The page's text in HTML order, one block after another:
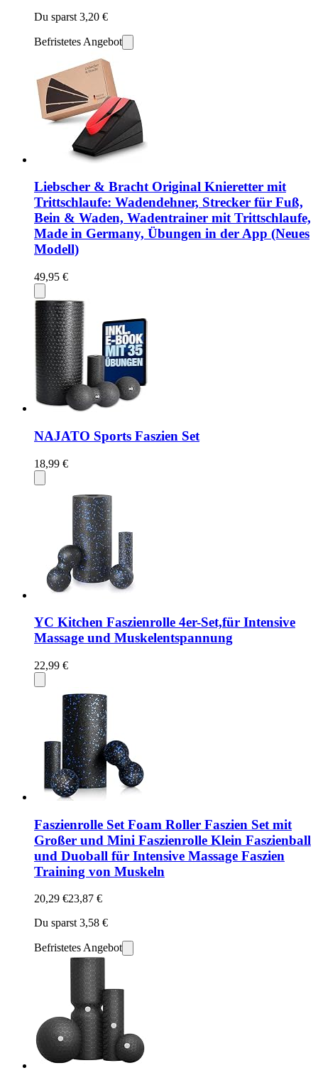
Du sparst 3,20 €
Befristetes Angebot
Liebscher & Bracht Original Knieretter mit
Trittschlaufe: Wadendehner, Strecker für Fuß,
Bein & Waden, Wadentrainer mit Trittschlaufe,
Made in Germany, Übungen in der App (Neues
Modell)
49,95 €
NAJATO Sports Faszien Set
18,99 €
YC Kitchen Faszienrolle 4er-Set,für Intensive
Massage und Muskelentspannung
22,99 €
Faszienrolle Set Foam Roller Faszien Set mit
Großer und Mini Faszienrolle Klein Faszienball
und Duoball für Intensive Massage Faszien
Training von Muskeln
20,29 €23,87 €
Du sparst 3,58 €
Befristetes Angebot